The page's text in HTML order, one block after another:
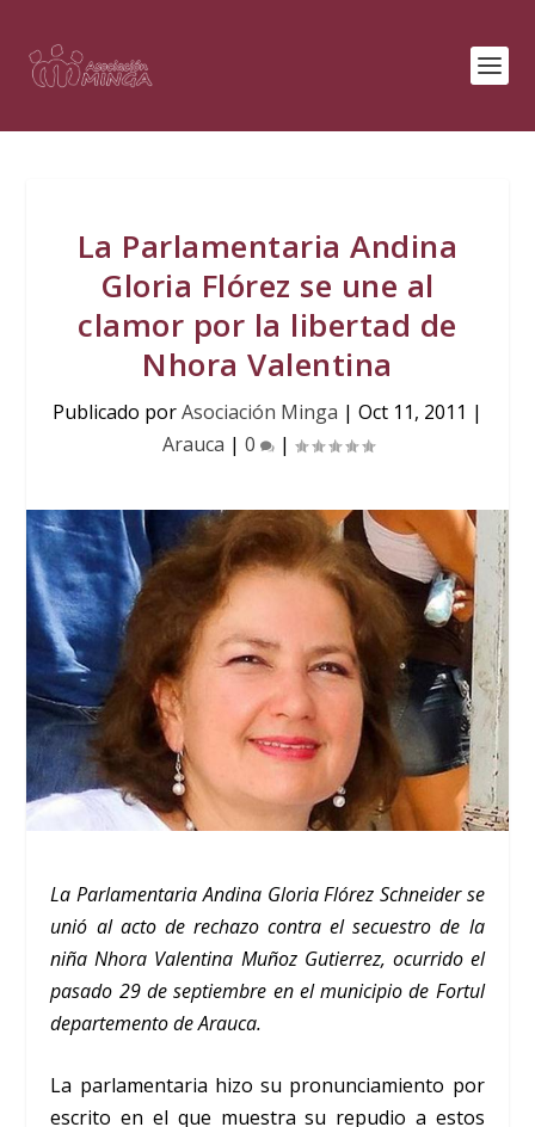
La Parlamentaria Andina
Gloria Flórez se une al
clamor por la libertad de
Nhora Valentina
Publicado porAsociación Minga | Oct 11, 2011 |
Arauca | 0 |
La Parlamentaria Andina Gloria Flórez Schneider se
unió al acto de rechazo contra el secuestro de la
niña Nhora Valentina Muñoz Gutierrez, ocurrido el
pasado 29 de septiembre en el municipio de Fortul
departemento de Arauca.
La parlamentaria hizo su pronunciamiento por
escrito en el que muestra su repudio a estos